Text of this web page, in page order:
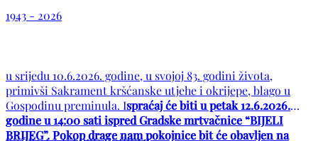
1943 - 2026
u srijedu 10.6.2026. godine, u svojoj 83. godini života,
primivši Sakrament kršćanske utjehe i okrijepe, blago u
Gospodinu preminula. Ispraćaj će biti u petak 12.6.2026.
godine u 14:00 sati ispred Gradske mrtvačnice “BIJELI
BRIJEG”. Pokop drage nam pokojnice bit će obavljen na